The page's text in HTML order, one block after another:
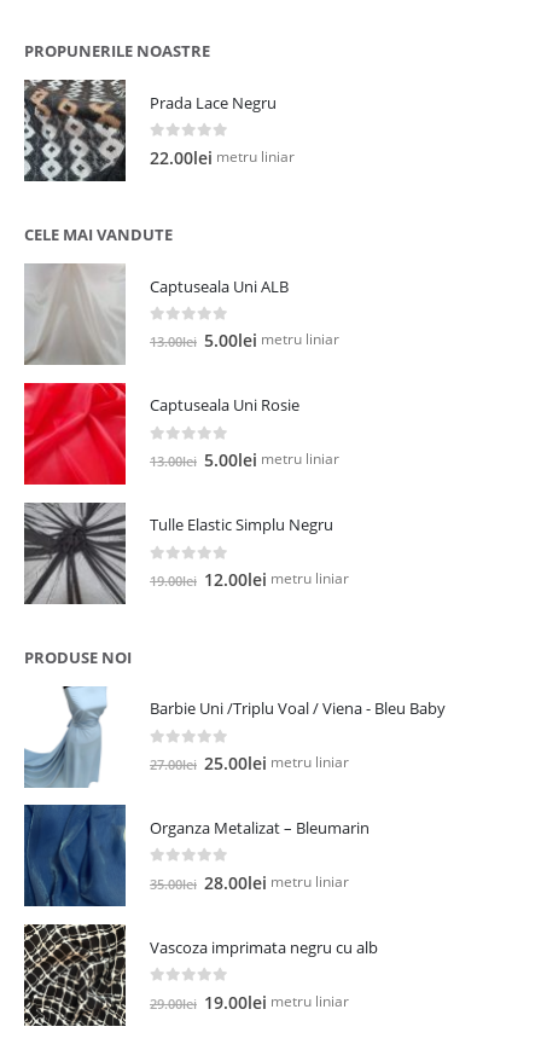
PROPUNERILE NOASTRE
Prada Lace Negru
0 out of 5
22.00lei metru liniar
CELE MAI VANDUTE
Captuseala Uni ALB
out of 5
13.00lei Prețul
fost:
13.00lei.
5.00lei Prețul
5.00lei.
metru liniar
Captuseala Uni Rosie
out of 5
13.00lei Prețul
fost:
13.00lei.
5.00lei Prețul
5.00lei.
metru liniar
Tulle Elastic Simplu Negru
out of 5
19.00lei Prețul
12.00lei Prețul
metru liniar
PRODUSE NOI
Barbie Uni /Triplu Voal / Viena - Bleu Baby
out of 5
27.00lei Prețul
fost:
27.00lei.
25.00lei Prețul
25.00lei.
metru liniar
Organza Metalizat – Bleumarin
out of 5
35.00lei Prețul
fost:
35.00lei.
28.00lei Prețul
28.00lei.
metru liniar
Vascoza imprimata negru cu alb
out of 5
29.00lei Prețul
19.00lei Prețul
metru liniar